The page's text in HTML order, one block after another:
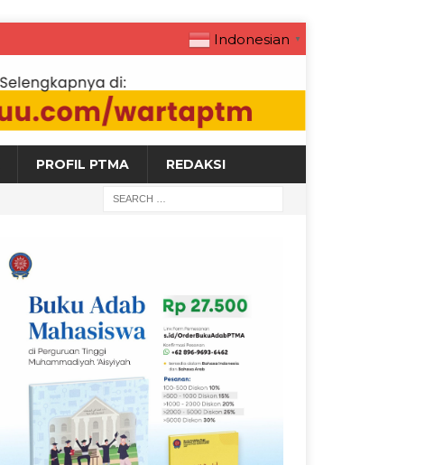
Indonesian ▼
PROFIL PTMA REDAKSI